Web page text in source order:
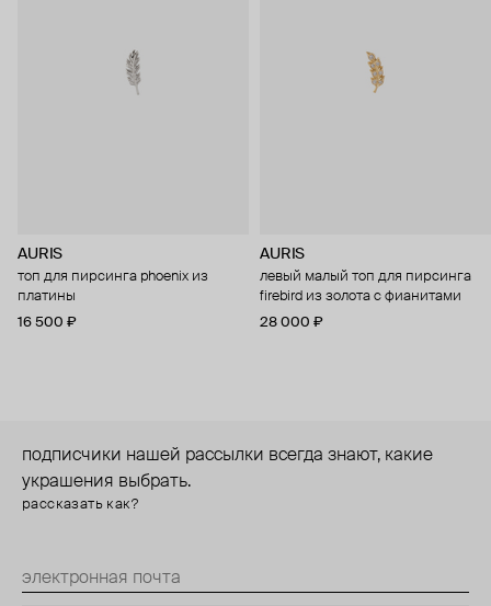
AURIS
топ для пирсинга phoenix из
платины
16 500 ₽
AURIS
левый малый топ для пирсинга
firebird из золота с фианитами
28 000 ₽
подписчики нашей рассылки всегда знают, какие
украшения выбрать.
рассказать как?